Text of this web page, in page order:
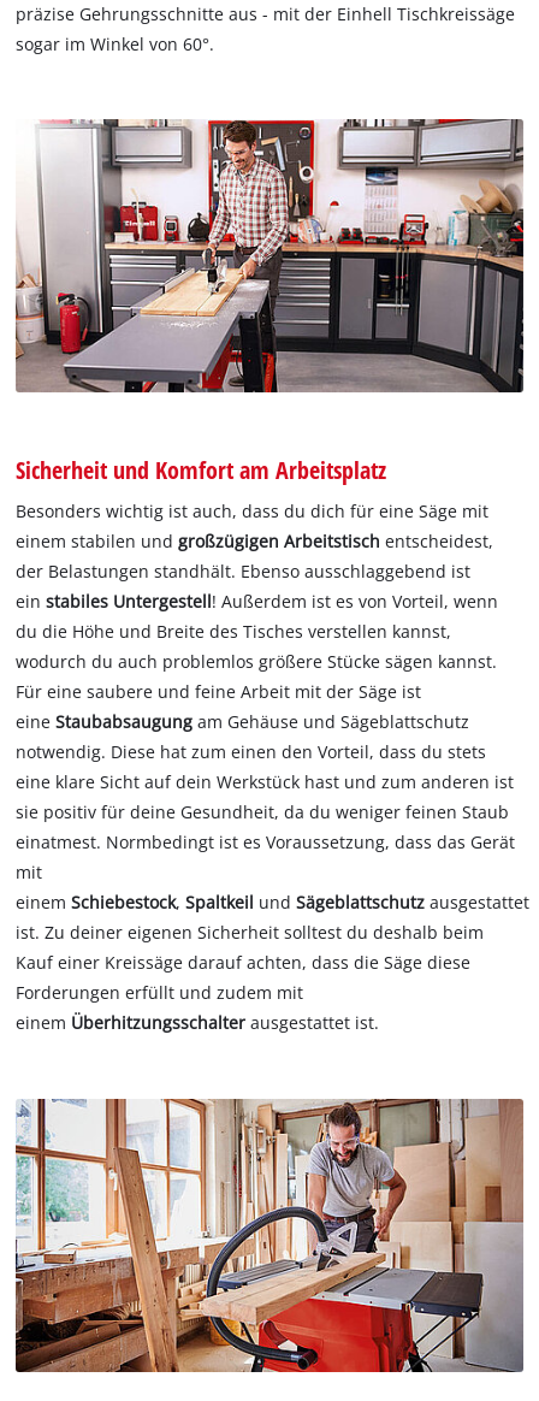
präzise Gehrungsschnitte aus - mit der Einhell Tischkreissäge
sogar im Winkel von 60°.
Sicherheit und Komfort am Arbeitsplatz
Besonders wichtig ist auch, dass du dich für eine Säge mit
einem stabilen undgroßzügigen Arbeitstisch entscheidest,
der Belastungen standhält. Ebenso ausschlaggebend ist
einstabiles Untergestell! Außerdem ist es von Vorteil, wenn
du die Höhe und Breite des Tisches verstellen kannst,
wodurch du auch problemlos größere Stücke sägen kannst.
Für eine saubere und feine Arbeit mit der Säge ist
eineStaubabsaugungam Gehäuse und Sägeblattschutz
notwendig. Diese hat zum einen den Vorteil, dass du stets
eine klare Sicht auf dein Werkstück hast und zum anderen ist
sie positiv für deine Gesundheit, da du weniger feinen Staub
einatmest. Normbedingt ist es Voraussetzung, dass das Gerät
mit
einemSchiebestock,Spaltkeil undSägeblattschutzausgestattet
ist. Zu deiner eigenen Sicherheit solltest du deshalb beim
Kauf einer Kreissäge darauf achten, dass die Säge diese
Forderungen erfüllt und zudem mit
einem Überhitzungsschalterausgestattet ist.